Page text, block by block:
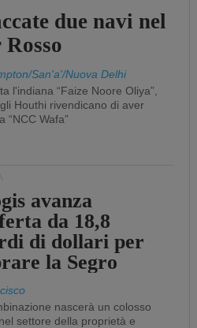
due navi nel
San'a'/Nuova Delhi
l'indiana “Faize Noore Oliya”,
Houthi rivendicano di aver
“NCC Wafa”
avanza
da 18,8
di dollari per
la Segro
nascerà un colosso
settore della proprietà e